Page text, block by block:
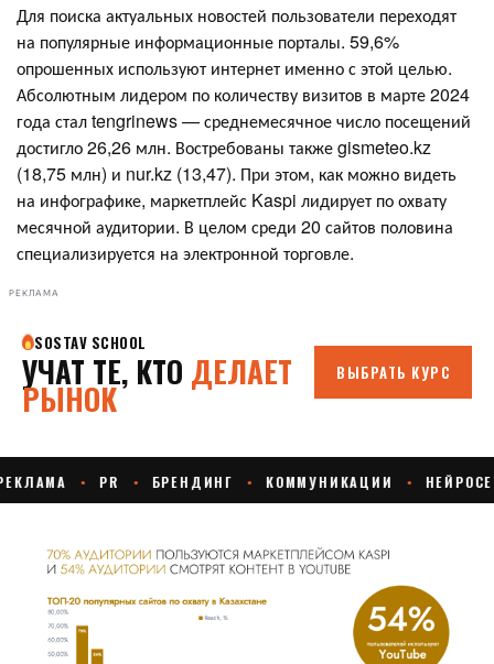
Для поиска актуальных новостей пользователи переходят
на популярные информационные порталы. 59,6%
опрошенных используют интернет именно с этой целью.
Абсолютным лидером по количеству визитов в марте 2024
года стал tengrinews — среднемесячное число посещений
достигло 26,26 млн. Востребованы также gismeteo.kz
(18,75 млн) и nur.kz (13,47). При этом, как можно видеть
на инфографике, маркетплейс Kaspi лидирует по охвату
месячной аудитории. В целом среди 20 сайтов половина
специализируется на электронной торговле.
РЕКЛАМА